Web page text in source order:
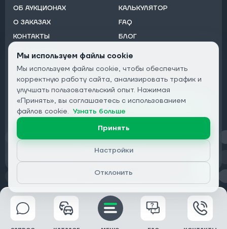
ОБ АУКЦИОНАХ
О ЗАКАЗАХ
КОНТАКТЫ
КАЛЬКУЛЯТОР
FAQ
БЛОГ
Подписаться на рассылку:
Email
Конфиденциальность
© 2026 DRIVECLICK GROUP LTD | Все права защищены
Мы используем файлы cookie
Мы используем файлы cookie, чтобы обеспечить
корректную работу сайта, анализировать трафик и
улучшать пользовательский опыт. Нажимая
«Принять», вы соглашаетесь с использованием
файлов cookie. Узнать больше
Принять
Настройки
Отклонить